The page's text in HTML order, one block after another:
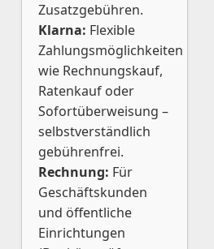
Zusatzgebühren.
Klarna: Flexible
Zahlungsmöglichkeiten
wie Rechnungskauf,
Ratenkauf oder
Sofortüberweisung –
selbstverständlich
gebührenfrei.
Rechnung: Für
Geschäftskunden
und öffentliche
Einrichtungen